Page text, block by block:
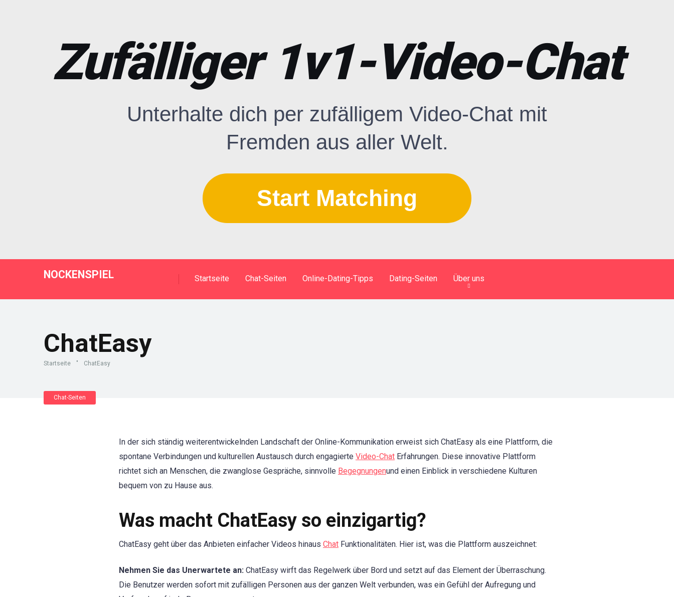
Zufälliger 1v1-Video-Chat
Unterhalte dich per zufälligem Video-Chat mit
Fremden aus aller Welt.
Start Matching
NOCKENSPIEL Startseite Chat-Seiten Online-Dating-Tipps Dating-Seiten Über uns
ChatEasy
Startseite " ChatEasy
Chat-Seiten
In der sich ständig weiterentwickelnden Landschaft der Online-Kommunikation erweist sich ChatEasy als eine Plattform, die
spontane Verbindungen und kulturellen Austausch durch engagierte Video-Chat Erfahrungen. Diese innovative Plattform
richtet sich an Menschen, die zwanglose Gespräche, sinnvolle Begegnungenund einen Einblick in verschiedene Kulturen
bequem von zu Hause aus.
Was macht ChatEasy so einzigartig?
ChatEasy geht über das Anbieten einfacher Videos hinaus Chat Funktionalitäten. Hier ist, was die Plattform auszeichnet:
Nehmen Sie das Unerwartete an: ChatEasy wirft das Regelwerk über Bord und setzt auf das Element der Überraschung.
Die Benutzer werden sofort mit zufälligen Personen aus der ganzen Welt verbunden, was ein Gefühl der Aufregung und